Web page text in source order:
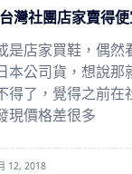
灣社團店家賣得
是店家買鞋，偶然
本公司貨，想說那
得了，覺得之前在
現價格差很多
12, 2018